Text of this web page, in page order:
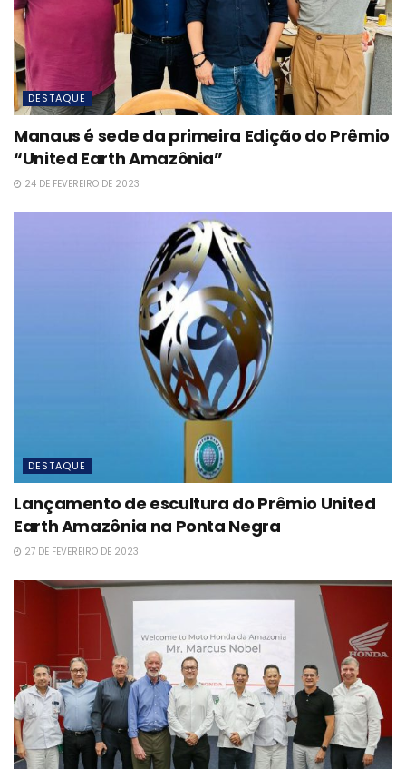
DESTAQUE
Manaus é sede da primeira Edição do Prêmio
“United Earth Amazônia”
24 DE FEVEREIRO DE 2023
DESTAQUE
Lançamento de escultura do Prêmio United
Earth Amazônia na Ponta Negra
27 DE FEVEREIRO DE 2023